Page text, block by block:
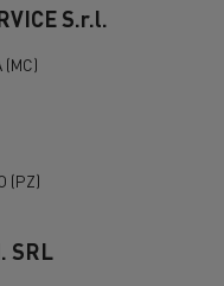
S.r.l.
(MC)
(PZ)
SRL